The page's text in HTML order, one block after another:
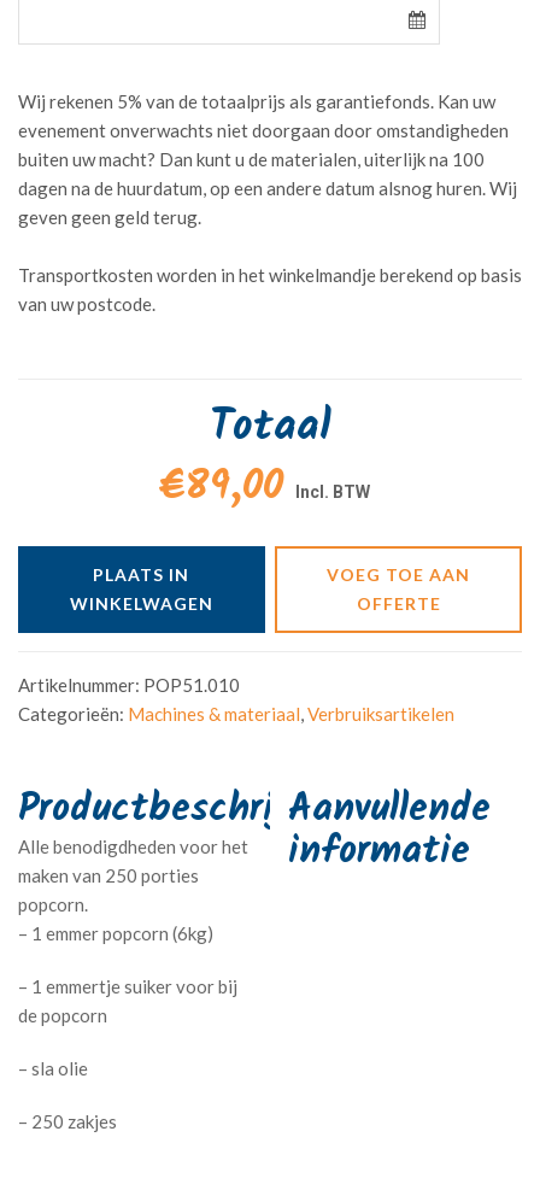
Wij rekenen 5% van de totaalprijs als garantiefonds. Kan uw
evenement onverwachts niet doorgaan door omstandigheden
buiten uw macht? Dan kunt u de materialen, uiterlijk na 100
dagen na de huurdatum, op een andere datum alsnog huren. Wij
geven geen geld terug.
Transportkosten worden in het winkelmandje berekend op basis
van uw postcode.
Totaal
€89,00
PLAATS IN
WINKELWAGEN
VOEG TOE AAN
OFFERTE
Artikelnummer: POP51.010
Categorieën: Machines & materiaal,Verbruiksartikelen
Alle benodigdheden voor het
maken van 250 porties
popcorn.
– 1 emmer popcorn (6kg)
– 1 emmertje suiker voor bij
de popcorn
– sla olie
– 250 zakjes
Aanvullende
informatie